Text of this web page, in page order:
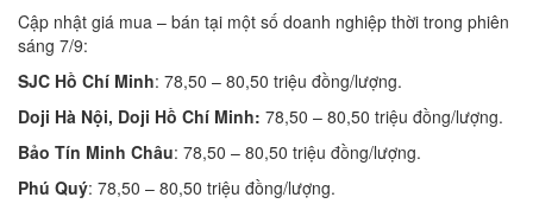
Cập nhật giá mua – bán tại một số doanh nghiệp thời trong phiên
sáng 7/9:
SJC Hồ Chí Minh: 78,50 – 80,50 triệu đồng/lượng.
Doji Hà Nội, Doji Hồ Chí Minh: 78,50 – 80,50 triệu đồng/lượng.
Bảo Tín Minh Châu: 78,50 – 80,50 triệu đồng/lượng.
Phú Quý: 78,50 – 80,50 triệu đồng/lượng.